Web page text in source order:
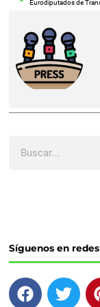
Síguenos en redes
F
a
T
w